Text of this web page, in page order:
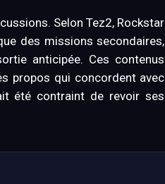
Selon Tez2, Rockstar
des missions secondaires,
anticipée. Ces contenus
propos qui concordent avec
été contraint de revoir ses